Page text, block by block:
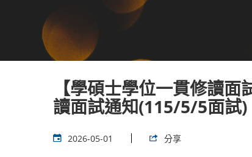
【學碩士學位一貫修讀
讀面試通知(115/5/5面試)
2026-05-01 分享